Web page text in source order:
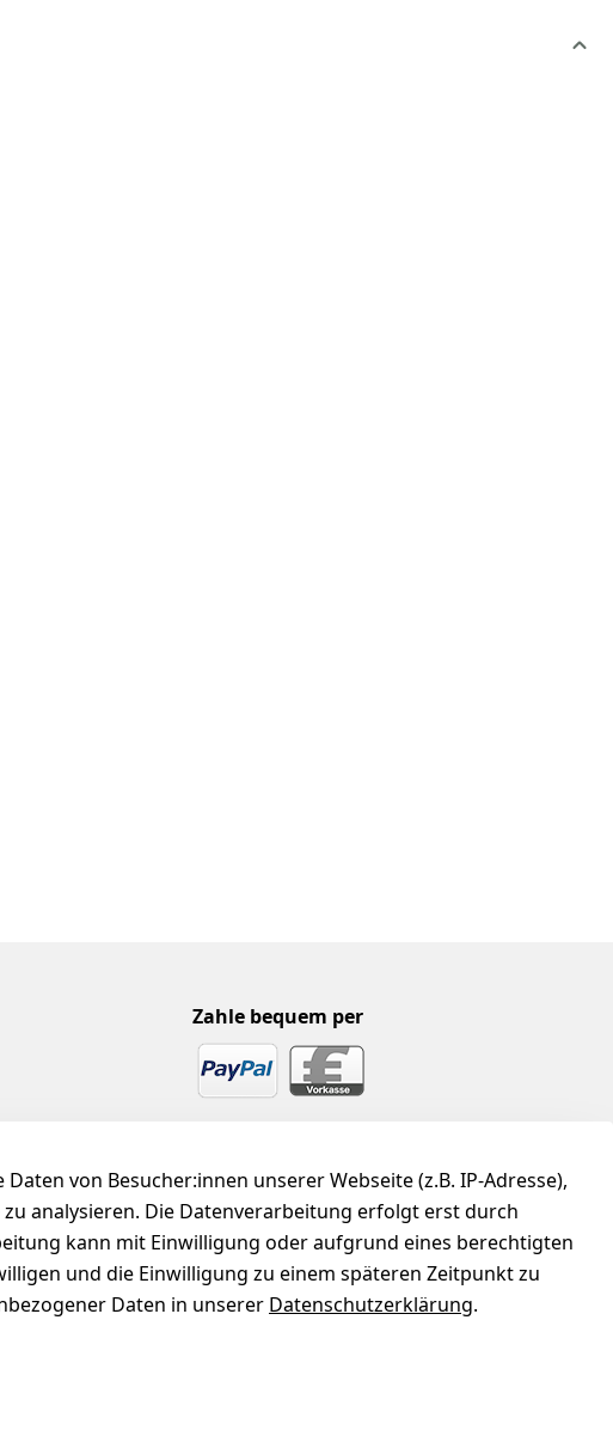
von Besucher:innen unserer Webseite (z.B. IP-Adresse),
analysieren. Die Datenverarbeitung erfolgt erst durch
kann mit Einwilligung oder aufgrund eines berechtigten
und die Einwilligung zu einem späteren Zeitpunkt zu
Daten in unserer Datenschutzerklärung.
Zahle bequem per